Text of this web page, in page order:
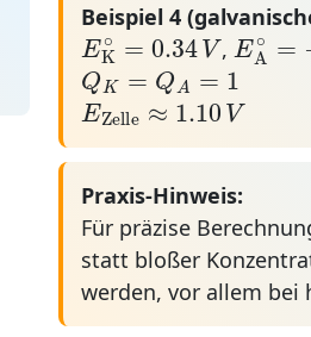
Beispiel 4
E∘
K = 0.34 V
EK∘=0.34V
, E ∘
A
=
EA∘=
Q K = Q A = 1
QK =QA=1
EZelle ≈ 1.10
EZelle≈1.10
Praxis-Hinweis:
Für präzise
statt bloßer
werden, vor allem bei